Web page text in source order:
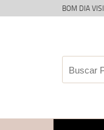
BOM DIA